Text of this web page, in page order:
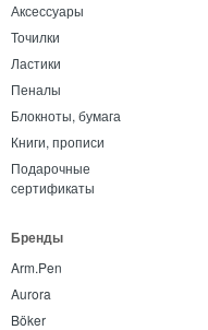
Аксессуары
Точилки
Ластики
Пеналы
Блокноты, бумага
Книги, прописи
Подарочные
сертификаты
Бренды
Arm.Pen
Aurora
Böker